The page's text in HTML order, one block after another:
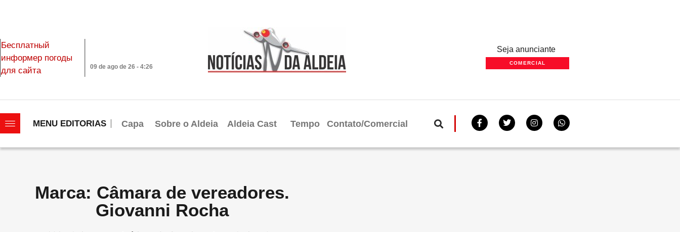
Бесплатный
информер погоды
для сайта
09 de ago de 26 - 4:26
Seja anunciante
COMERCIAL
MENU EDITORIAS Capa Sobre o Aldeia Aldeia Cast Tempo Contato/Comercial
Marca: Câmara de vereadores.
Giovanni Rocha